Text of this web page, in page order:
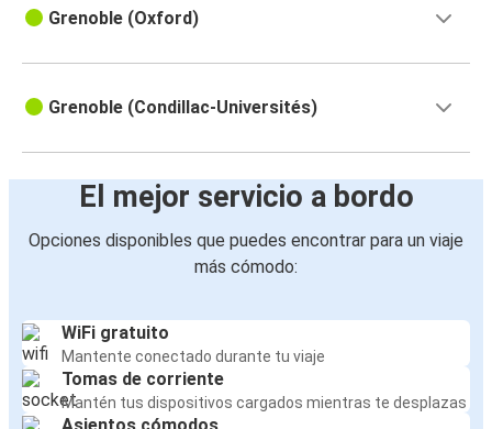
Grenoble (Oxford)
Grenoble (Condillac-Universités)
El mejor servicio a bordo
Opciones disponibles que puedes encontrar para un viaje
más cómodo:
WiFi gratuito
Mantente conectado durante tu viaje
Tomas de corriente
Mantén tus dispositivos cargados mientras te desplazas